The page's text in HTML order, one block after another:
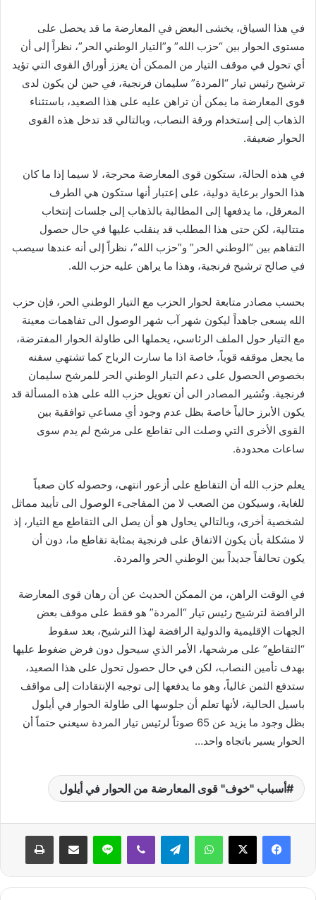
ن
ي
ا
في هذا السياق، يخشى البعض في المعارضة ما قد يحصل على
مستوى الحوار بين “حزب الله” و”التيار الوطني الحر”، نظراً إلى أن
أي تحول في موقف التيار من الممكن أن يعزز أوراق القوى التي تؤيد
ترشيح رئيس تيار “المردة” سليمان فرنجية، في حين لن يكون لدى
قوى المعارضة ما يمكن أن تراهن عليه على هذا الصعيد، باستثناء
الذهاب إلى إستخدام ورقة النصاب، وبالتالي قد تدخل هذه القوى
الحوار ضعيفة.
في هذه الحالة، ستكون قوى المعارضة محرجة، لا سيما إذا ما كان
هذا الحوار برعاية دولية، على إعتبار أنها ستكون هي الطرف
المعرقل، ما يدفعها إلى المطالبة بالذهاب إلى جلسات إنتخاب
متتالية، لكن حتى هذا المطلب قد ينقلب عليها في حال حصول
التفاهم بين “الوطني الحر” و”حزب الله”، نظراً إلى أنه عندها سيصب
في صالح ترشيح فرنجية، وهذا ما يراهن عليه حزب الله.
بحسب مصادر متابعة لحوار الحزب مع التيار الوطني الحر، فإن حزب
الله يسعى جاهداً ليكون شهر آب شهر الوصول الى تفاهمات معينة
مع التيار حول الملف الرئاسي، يحملها الى طاولة الحوار المفترضة،
ما يجعل موقفه قوياً، خاصة اذا ما سارت الرياح كما تشتهي سفنه
بخصوص الحصول على دعم التيار الوطني الحر للمرشح سليمان
فرنجية. وتُشير المصادر الى أن تعويل حزب الله على هذه المسألة قد
يكون الأبرز حالياً خاصة بظل عدم وجود أي مساعي توافقية بين
القوى الأخرى التي وصلت الى تقاطع على مرشح لم يدم سوى
ساعات محدودة.
يعلم حزب الله أن التقاطع على أزعور انتهى، وحصوله كان صعباً
للغاية، وسيكون من الصعب لا من المفاجىء الوصول الى تأييد مماثل
لشخصية أخرى، وبالتالي يحاول هو أن يصل الى التقاطع مع التيار، إذ
لا مشكلة بأن يكون الاتفاق على فرنجية بمثابة تقاطع ما، دون أن
يكون تحالفاً جديداً بين الوطني الحر والمردة.
في الوقت الراهن، من الممكن الحديث عن أن رهان قوى المعارضة
الرافضة لترشيح رئيس تيار “المردة” هو فقط على موقف بعض
الجهات الإقليمية والدولية الرافضة لهذا الترشيح، بعد سقوط
“التقاطع” على مرشحها، الأمر الذي سيحول دون فرض ضغوط عليها
بهدف تأمين النصاب، لكن في حال حصول تحول على هذا الصعيد،
ستدفع الثمن غالياً، وهو ما يدفعها إلى توجيه الإنتقادات إلى مواقف
باسيل الحالية، لأنها تعلم أن جلوسها الى طاولة الحوار في أيلول
بظل وجود ما يزيد عن 65 صوتاً لرئيس تيار المردة سيعني حتماً أن
الحوار يسير باتجاه واحد…
أسباب "خوف" قوى المعارضة من الحوار في أيلول
واتساب لاين